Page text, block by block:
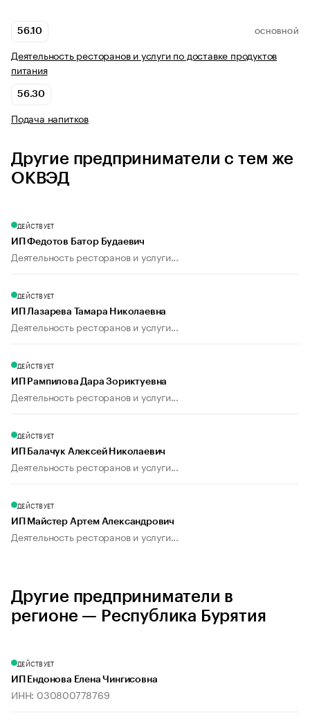
56.10 ОСНОВНОЙ
Деятельность ресторанов и услуги по доставке продуктов
питания
56.30
Подача напитков
Другие предприниматели с тем же
ОКВЭД
ДЕЙСТВУЕТ
ИП Федотов Батор Будаевич
Деятельность ресторанов и услуги...
ДЕЙСТВУЕТ
ИП Лазарева Тамара Николаевна
Деятельность ресторанов и услуги...
ДЕЙСТВУЕТ
ИП Рампилова Дара Зориктуевна
Деятельность ресторанов и услуги...
ДЕЙСТВУЕТ
ИП Балачук Алексей Николаевич
Деятельность ресторанов и услуги...
ДЕЙСТВУЕТ
ИП Майстер Артем Александрович
Деятельность ресторанов и услуги...
Другие предприниматели в
регионе — Республика Бурятия
ДЕЙСТВУЕТ
ИП Ендонова Елена Чингисовна
ИНН: 030800778769